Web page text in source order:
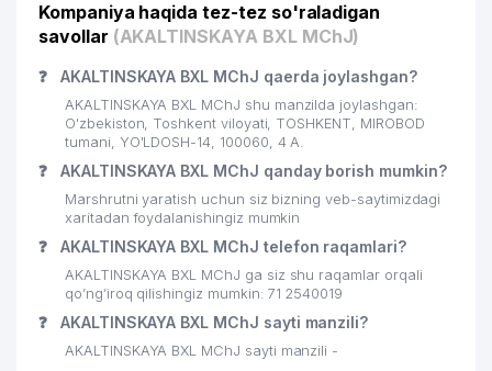
26
O'ZBEKISTON RESPUBLIKASI
PREZIDENT ADMINISTRASIYASI
BOSHQARMA
27
PREMIUM COFFEE SHEVCHENKO
MChJ
860 м
28
NOGIRONLARNI REABILITATSIA
QILISH VA PROTEZLASH MILLIY
MARKAZI FILIALI
887 м
O'ZVAGONTA'MIR AJ 907 м
30 ANALYTICS CONSULTING MChJ
O'ZBEKISTON RESPUBLIKASI
Kompaniya haqida tez-tez so'raladigan
savollar (AKALTINSKAYA BXL MChJ)
❓ AKALTINSKAYA BXL MChJ qaerda joylashgan?
AKALTINSKAYA BXL MChJ shu manzilda joylashgan:
O'zbekiston, Toshkent viloyati, TOSHKENT, MIROBOD
tumani, YO'LDOSH-14, 100060, 4 А.
❓ AKALTINSKAYA BXL MChJ qanday borish mumkin?
Marshrutni yaratish uchun siz bizning veb-saytimizdagi
xaritadan foydalanishingiz mumkin
❓ AKALTINSKAYA BXL MChJ telefon raqamlari?
AKALTINSKAYA BXL MChJ ga siz shu raqamlar orqali
qo’ng’iroq qilishingiz mumkin: 71 2540019
❓ AKALTINSKAYA BXL MChJ sayti manzili?
AKALTINSKAYA BXL MChJ sayti manzili -